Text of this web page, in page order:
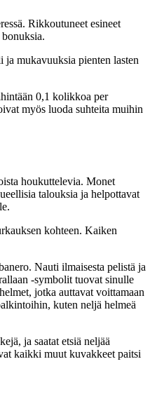
Rikkoutuneet esineet
ja mukavuuksia pienten lasten
0,1 kolikkoa per
myös luoda suhteita muihin
houkuttelevia. Monet
talouksia ja helpottavat
kohteen. Kaiken
Nauti ilmaisesta pelistä ja
-symbolit tuovat sinulle
jotka auttavat voittamaan
kuten neljä helmeä
ja saatat etsiä neljää
kaikki muut kuvakkeet paitsi